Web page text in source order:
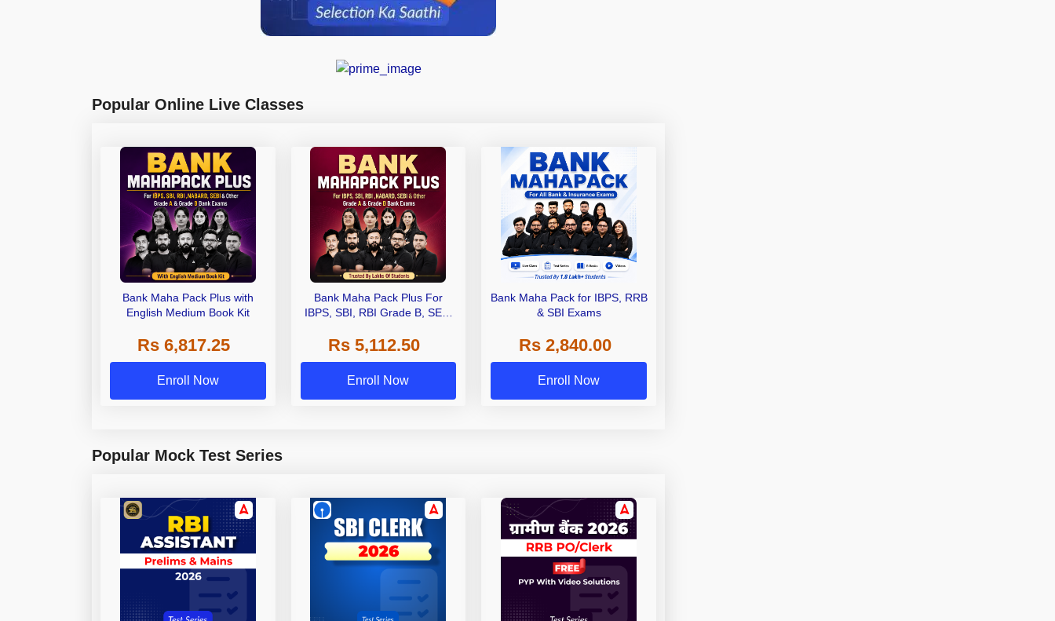
Popular Online Live Classes
Bank Maha Pack Plus with
English Medium Book Kit
Rs 6,817.25
Enroll Now
Bank Maha Pack Plus For
IBPS, SBI, RBI Grade B, SEBI
Other Grade A & Grade B Bank
Exams
Rs 5,112.50
Enroll Now
Bank Maha Pack for IBPS, RRB
& SBI Exams
Rs 2,840.00
Enroll Now
Popular Mock Test Series